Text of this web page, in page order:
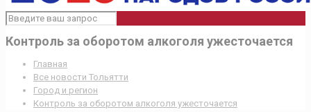
Контроль за оборотом алкоголя ужесточается
Главная
Все новости Тольятти
Город и регион
Контроль за оборотом алкоголя ужесточается